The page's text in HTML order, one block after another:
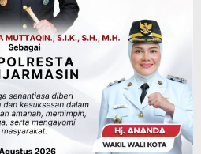
Karhutla di
Berhasil